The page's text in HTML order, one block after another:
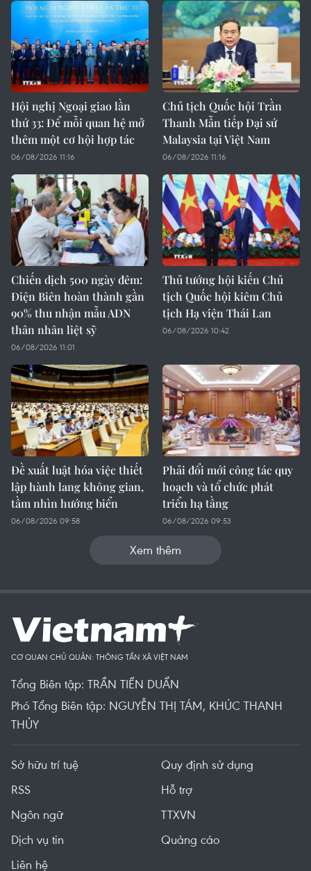
Hội nghị Ngoại giao lần
thứ 33: Để mỗi quan hệ mở
thêm một cơ hội hợp tác
06/08/2026 11:16
Chủ tịch Quốc hội Trần
Thanh Mẫn tiếp Đại sứ
Malaysia tại Việt Nam
06/08/2026 11:16
Chiến dịch 500 ngày đêm:
Điện Biên hoàn thành gần
90% thu nhận mẫu ADN
thân nhân liệt sỹ
06/08/2026 11:01
Thủ tướng hội kiến Chủ
tịch Quốc hội kiêm Chủ
tịch Hạ viện Thái Lan
06/08/2026 10:42
Đề xuất luật hóa việc thiết
lập hành lang không gian,
tầm nhìn hướng biển
06/08/2026 09:58
Phải đổi mới công tác quy
hoạch và tổ chức phát
triển hạ tầng
06/08/2026 09:53
Xem thêm
CƠ QUAN CHỦ QUẢN: THÔNG TẤN XÃ VIỆT NAM
Tổng Biên tập: TRẦN TIẾN DUẨN
Phó Tổng Biên tập: NGUYỄN THỊ TÁM, KHÚC THANH
THỦY
Sở hữu trí tuệ
Quy định sử dụng
RSS
Hỗ trợ
Ngôn ngữ
TTXVN
Dịch vụ tin
Quảng cáo
Liên hệ